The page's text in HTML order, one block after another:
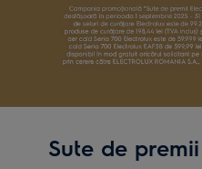
Sute de